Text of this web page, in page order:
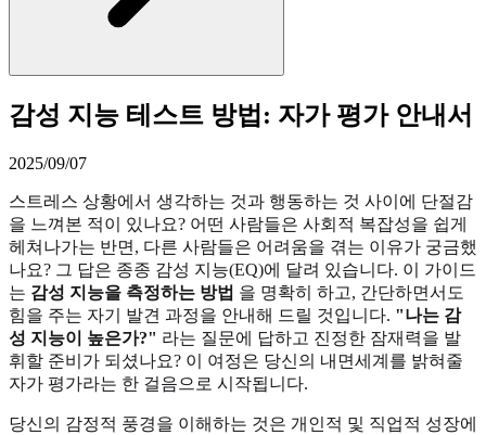
감성 지능 테스트 방법: 자가 평가 안내서
2025/09/07
스트레스 상황에서 생각하는 것과 행동하는 것 사이에 단절감
을 느껴본 적이 있나요? 어떤 사람들은 사회적 복잡성을 쉽게
헤쳐나가는 반면, 다른 사람들은 어려움을 겪는 이유가 궁금했
나요? 그 답은 종종 감성 지능(EQ)에 달려 있습니다. 이 가이드
는 감성 지능을 측정하는 방법 을 명확히 하고, 간단하면서도
힘을 주는 자기 발견 과정을 안내해 드릴 것입니다. "나는 감
성 지능이 높은가?" 라는 질문에 답하고 진정한 잠재력을 발
휘할 준비가 되셨나요? 이 여정은 당신의 내면세계를 밝혀줄
자가 평가라는 한 걸음으로 시작됩니다.
당신의 감정적 풍경을 이해하는 것은 개인적 및 직업적 성장에